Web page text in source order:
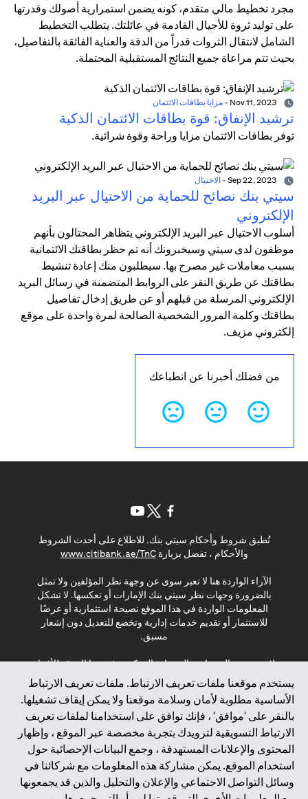
مجرد تخطيط مالي متقدم، كونه يضمن استمرارية أصولك وقدرتها
على توليد ثروة للأجيال القادمة في عائلتك. يتطلب التخطيط
الشامل لانتقال الثروات قدراً من الدقة والعناية الفائقة بالتفاصيل،
بحيث تتم مراعاة جميع النتائج المستقبلية المحتملة.
- مزايا بطاقات الائتمان
ترشيد الإنفاق: قوة بطاقات الائتمان الذكية
توفر بطاقات الائتمان مزايا وراحة وقوة شرائية.
- الاحتيال
سيتي بنك نصائح للحماية من الاحتيال عبر البريد
الإلكتروني
أسلوب الاحتيال عبر البريد الإلكتروني يتظاهر المحتالون بأنهم
موظفون لدى سيتي وسيخبرونك أنه تم حظر بطاقتك الائتمانية
بسبب معاملات غير مصرح بها. سيطلبون منك إعادة تنشيط
بطاقتك عن طريق النقر على الروابط المتضمنة في رسائل البريد
الإلكتروني المرسلة من قبلهم أو عن طريق إدخال تفاصيل
بطاقتك وكلمة المرور الشخصية الصالحة لمرة واحدة على موقع
إلكتروني مزيف.
من فضلك أخبرنا عن انطباعك
يستخدم موقعنا ملفات تعريف الارتباط. ملفات تعريف الارتباط
الأساسية مطلوبة لأمان وسلامة موقعنا ولا يمكن إيقاف تشغيلها.
بالنقر على 'موافق' ، فإنك توافق على استخدامنا لملفات تعريف
الارتباط التسويقية لتزويدك بتجربة مخصصة عبر الموقع ، وإظهار
المحتوى والإعلانات المستهدفة ، وجمع البيانات الإحصائية حول
استخدام الموقع. يمكن مشاركة هذه المعلومات مع شركائنا في
وسائل التواصل الاجتماعي والإعلان والتحليل والذين قد يجمعونها
تُطبق شروط وأحكام سيتي بنك. للاطلاع على أحدث الشروط
والأحكام ، تفضل بزيارةwww.citibank.ae/TnC
(opens in a new tab)
الآراء الواردة هنا لا تعبر سوى عن وجهة نظر المؤلفين ولا تمثل
بالضرورة وجهات نظر سيتي بنك الإمارات أو تعكسها. لا تشكل
المعلومات الواردة في هذا الموقع نصيحة استثمارية أو عرضًا
للاستثمار أو تقديم خدمات إدارية وتخضع للتعديل دون إشعار
مسبق.
لا يتم تقديم المنتجات والخدمات المذكورة في هذا الموقع للأفراد
المقيمين في الاتحاد الأوروبي أو المنطقة الاقتصادية الأوروبية أو
سويسرا أو غيرنسي أو جيرسي أو موناكو أو سان مارينو أو
الفاتيكان أو جزيرة مان أو المملكة المتحدة أو خصوصية البيانات
(لائحة حماية البيانات العامة \ قانون حماية البيانات الشخصية
العامة \ قانون خصوصية نيوزيلندا). المحتوى الموجود في هذه
الصفحة ليس ولا ينبغي تفسيره على أنه عرض أو دعوة أو دعوة
لشراء أو بيع أي من المنتجات والخدمات المذكورة هنا لمثل هؤلاء
الأفراد.